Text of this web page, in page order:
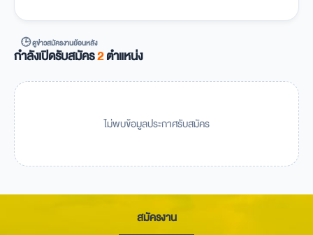
🕒 ดูข่าวสมัครงานย้อนหลัง
กำลังเปิดรับสมัคร2ตำแหน่ง
ไม่พบข้อมูลประกาศรับสมัคร
สมัครงาน